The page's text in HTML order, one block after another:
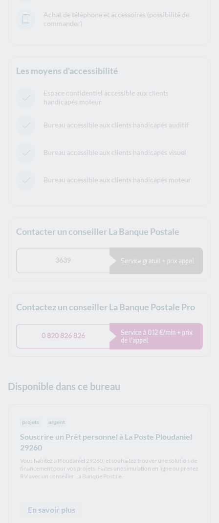
Achat de téléphone et accessoires (possibilité de
commander)
Les moyens d'accessibilité
Espace confidentiel accessible aux clients
handicapés moteur
Bureau accessible aux clients handicapés auditif
Bureau accessible aux clients handicapés visuel
Bureau accessible aux clients handicapés moteur
Contacter un conseiller La Banque Postale
3639 Service gratuit + prix appel
Contactez un conseiller La Banque Postale Pro
0 820 826 826
Service à 0.12 €/min + prix
de l’appel
Disponible dans ce bureau
Souscrire un Prêt personnel à La Poste Ploudaniel
29260
projets argent
Vous habitez à Ploudaniel 29260, et souhaitez trouver une solution de
financement pour vos projets. Faites une simulation en ligne ou prenez
RV avec un conseiller La Banque Postale.
En savoir plus